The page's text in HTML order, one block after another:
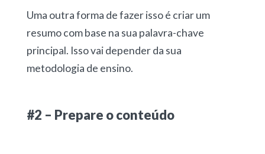
Uma outra forma de fazer isso é criar um
resumo com base na sua palavra-chave
principal. Isso vai depender da sua
metodologia de ensino.
#2 – Prepare o conteúdo